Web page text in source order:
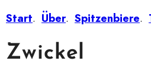
Start. Über. Spitzenbiere.
Zwickel